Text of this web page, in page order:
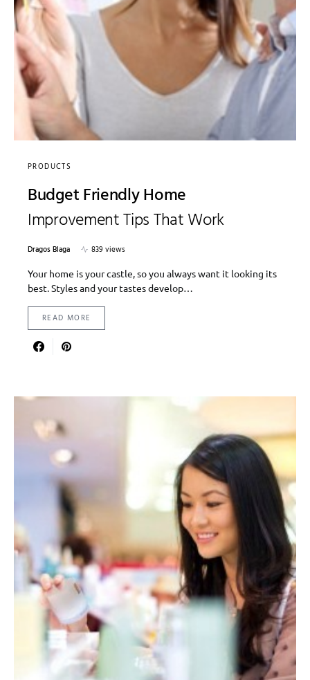
PRODUCTS
Budget Friendly Home
Improvement Tips That Work
Dragos Blaga
839 views
Your home is your castle, so you always want it looking its
best. Styles and your tastes develop…
READ MORE